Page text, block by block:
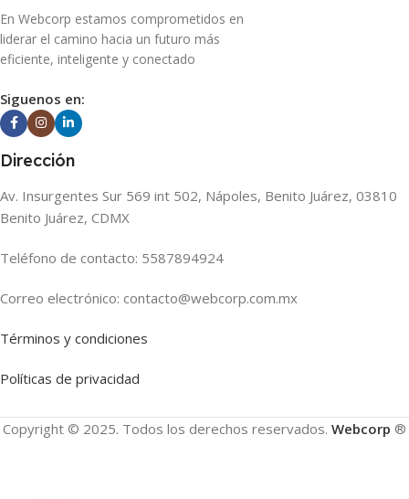
En Webcorp estamos comprometidos en
liderar el camino hacia un futuro más
eficiente, inteligente y conectado
Siguenos en:
Dirección
Av. Insurgentes Sur 569 int 502, Nápoles, Benito Juárez, 03810
Benito Juárez, CDMX
Teléfono de contacto: 5587894924
Correo electrónico: contacto@webcorp.com.mx
Términos y condiciones
Políticas de privacidad
Copyright © 2025. Todos los derechos reservados. Webcorp ®